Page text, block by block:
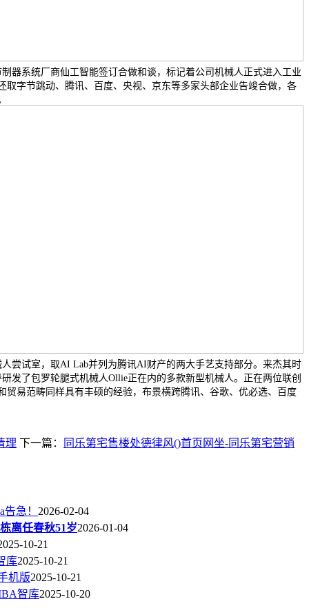
器系统厂商仙工智能签订合做和谈，标记着公司机械人正式进入工业
取字节跳动、腾讯、百度、央视、京东等多家头部企业告竣合做，各
人尝试室，取AI Lab并列为腾讯AI财产的两大手艺支持部分。来杰其时
发了包罗轮腿式机械人Ollie正在内的多款新型机械人。正在两位联创
贸易范畴同样具有丰硕的经验，布景横跨腾讯、谷歌、优必选、百度
理 下一篇： 同乐第宅售楼处德律风()首页网坐-同乐第宅营销
急！ 2026-02-04
离任春秋51岁2026-01-04
10-21
库2025-10-21
机版2025-10-21
智库2025-10-20